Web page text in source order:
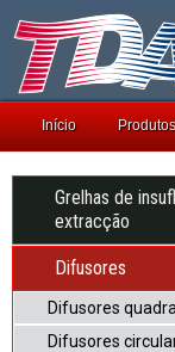
Início Produtos
Grelhas de
extracção
Difusores
Difusores
Difusores